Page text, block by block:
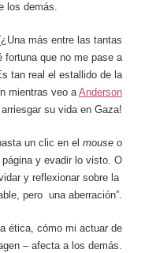
los demás.
más entre las tantas
fortuna que no me pase a
tan real el estallido de la
mientras veo aAnderson
arriesgar su vida en Gaza!
un clic en el mouse o
y evadir lo visto. O
y reflexionar sobre la
pero una aberración”.
ética, cómo mi actuar de
– afecta a los demás.